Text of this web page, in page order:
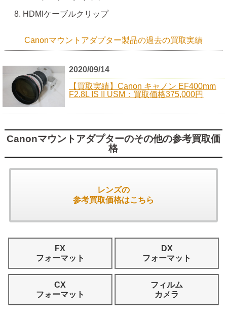
HDMIケーブルクリップ
Canonマウントアダプター製品の過去の買取実績
2020/09/14
【買取実績】Canon キャノン EF400mm
F2.8L IS II USM：買取価格375,000円
Canonマウントアダプターのその他の参考買取価
格
レンズの
参考買取価格はこちら
FX
フォーマット
DX
フォーマット
CX
フォーマット
フィルム
カメラ